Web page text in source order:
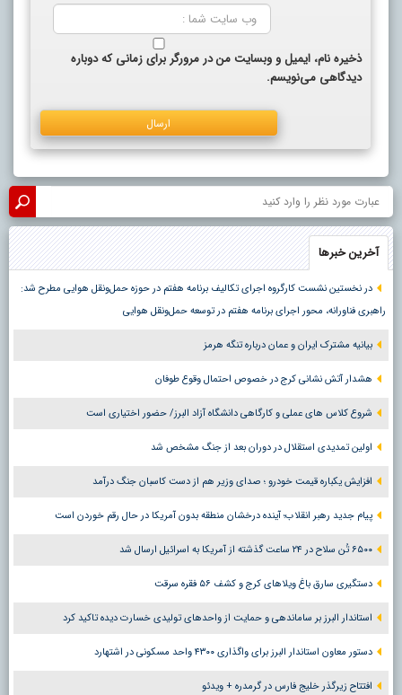
ذخیره نام، ایمیل و وبسایت من در مرورگر برای زمانی که دوباره
دیدگاهی می‌نویسم.
آخرین خبرها
در نخستین نشست کارگروه اجرای تکالیف برنامه هفتم در حوزه حمل‌ونقل هوایی مطرح شد:
راهبری فناورانه، محور اجرای برنامه هفتم در توسعه حمل‌ونقل هوایی
بیانیه مشترک ایران و عمان درباره تنگه هرمز
هشدار آتش نشانی کرج در خصوص احتمال وقوع طوفان
شروع کلاس های عملی و کارگاهی دانشگاه آزاد البرز/ حضور اختیاری است
اولین تمدیدی استقلال در دوران بعد از جنگ مشخص شد
افزایش یکباره قیمت خودرو ؛ صدای وزیر هم از دست کاسبان جنگ درآمد
پیام جدید رهبر انقلاب؛ آینده درخشان منطقه بدون آمریکا در حال رقم خوردن است
۶۵۰۰ تُن سلاح در ۲۴ ساعت گذشته از آمریکا به اسرائیل ارسال شد
دستگیری سارق باغ ویلاهای کرج و کشف ۵۶ فقره سرقت
استاندار البرز بر ساماندهی و حمایت از واحدهای تولیدی خسارت دیده تاکید کرد
دستور معاون استاندار البرز برای واگذاری ۴۳۰۰ واحد مسکونی در اشتهارد
افتتاح زیرگذر خلیج فارس در گرمدره + ویدئو